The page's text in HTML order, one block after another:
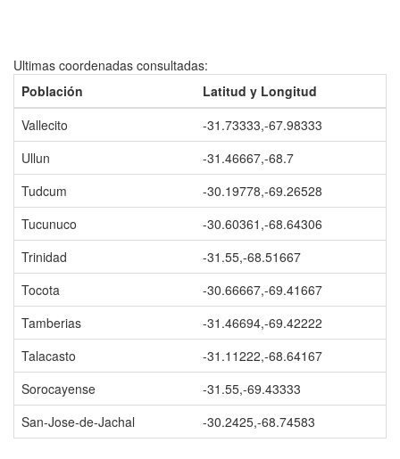
Ultimas coordenadas consultadas:
Población
Latitud y Longitud
Vallecito
-31.73333,-67.98333
Ullun
-31.46667,-68.7
Tudcum
-30.19778,-69.26528
Tucunuco
-30.60361,-68.64306
Trinidad
-31.55,-68.51667
Tocota
-30.66667,-69.41667
Tamberias
-31.46694,-69.42222
Talacasto
-31.11222,-68.64167
Sorocayense
-31.55,-69.43333
San-Jose-de-Jachal
-30.2425,-68.74583